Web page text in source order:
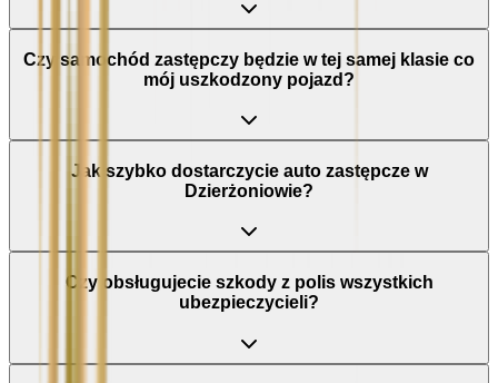
Czy samochód zastępczy będzie w tej samej klasie co
mój uszkodzony pojazd?
Jak szybko dostarczycie auto zastępcze w
Dzierżoniowie?
Czy obsługujecie szkody z polis wszystkich
ubezpieczycieli?